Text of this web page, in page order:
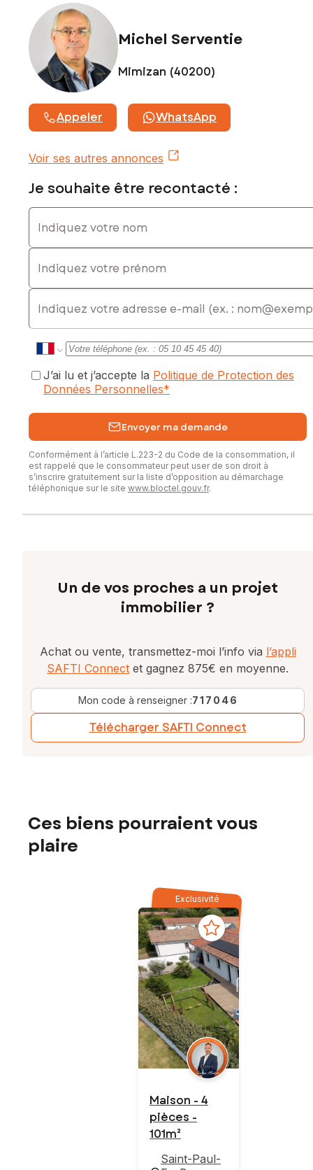
Michel Serventie
Mimizan (40200)
Appeler WhatsApp
Voir ses autres annonces
Je souhaite être recontacté :
Indiquez votre nom
Indiquez votre prénom
E-mail
J’ai lu et j’accepte la Politique de Protection des
Données Personnelles*
Envoyer ma demande
Conformément à l’article L.223-2 du Code de la consommation, il
est rappelé que le consommateur peut user de son droit à
s’inscrire gratuitement sur la liste d’opposition au démarchage
téléphonique sur le site www.bloctel.gouv.fr.
Un de vos proches a un projet
immobilier ?
Achat ou vente, transmettez-moi l’info via l’appli
SAFTI Connect et gagnez 875€ en moyenne.
Mon code à renseigner :717046
Télécharger SAFTI Connect
Ces biens pourraient vous
plaire
Exclusivité
Maison - 4
pièces -
101m²
Saint-Paul-